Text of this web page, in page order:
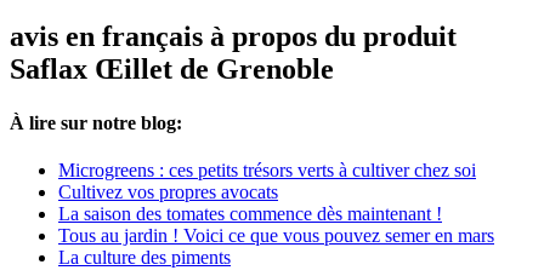
avis en français à propos du produit
Saflax Œillet de Grenoble
À lire sur notre blog:
Microgreens : ces petits trésors verts à cultiver chez soi
Cultivez vos propres avocats
La saison des tomates commence dès maintenant !
Tous au jardin ! Voici ce que vous pouvez semer en mars
La culture des piments